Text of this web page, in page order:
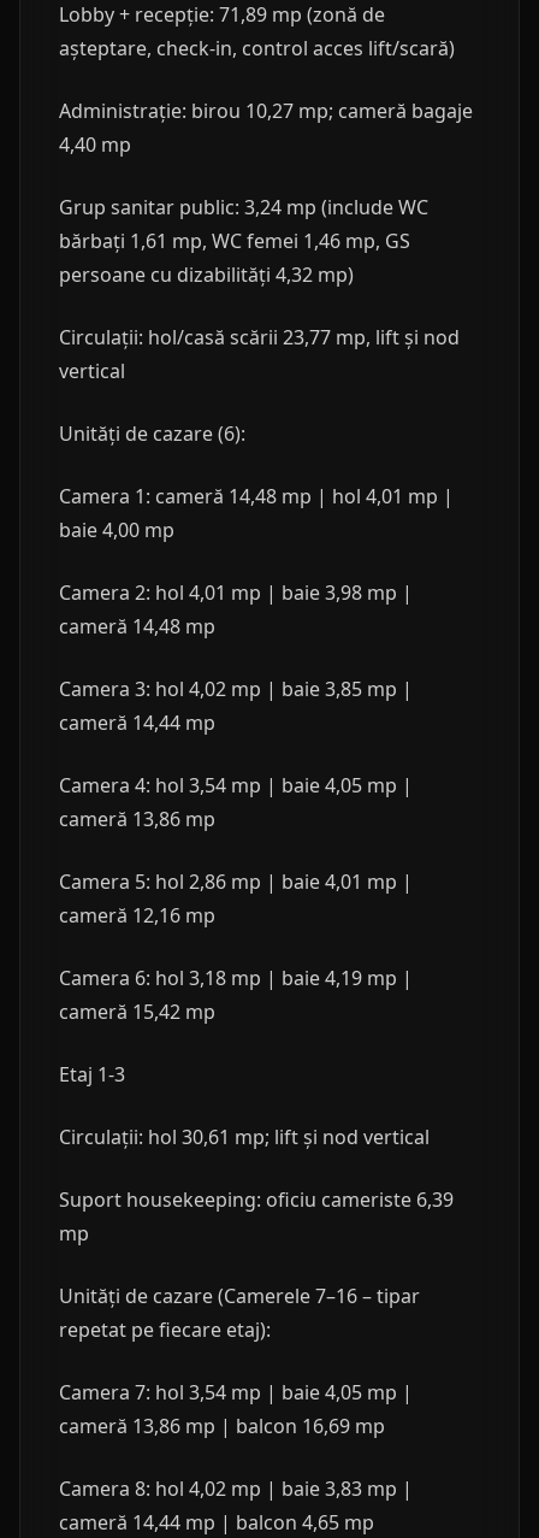
Lobby + recepție: 71,89 mp (zonă de
așteptare, check-in, control acces lift/scară)
Administrație: birou 10,27 mp; cameră bagaje
4,40 mp
Grup sanitar public: 3,24 mp (include WC
bărbați 1,61 mp, WC femei 1,46 mp, GS
persoane cu dizabilități 4,32 mp)
Circulații: hol/casă scării 23,77 mp, lift și nod
vertical
Unități de cazare (6):
Camera 1: cameră 14,48 mp | hol 4,01 mp |
baie 4,00 mp
Camera 2: hol 4,01 mp | baie 3,98 mp |
cameră 14,48 mp
Camera 3: hol 4,02 mp | baie 3,85 mp |
cameră 14,44 mp
Camera 4: hol 3,54 mp | baie 4,05 mp |
cameră 13,86 mp
Camera 5: hol 2,86 mp | baie 4,01 mp |
cameră 12,16 mp
Camera 6: hol 3,18 mp | baie 4,19 mp |
cameră 15,42 mp
Etaj 1-3
Circulații: hol 30,61 mp; lift și nod vertical
Suport housekeeping: oficiu cameriste 6,39
mp
Unități de cazare (Camerele 7–16 – tipar
repetat pe fiecare etaj):
Camera 7: hol 3,54 mp | baie 4,05 mp |
cameră 13,86 mp | balcon 16,69 mp
Camera 8: hol 4,02 mp | baie 3,83 mp |
cameră 14,44 mp | balcon 4,65 mp